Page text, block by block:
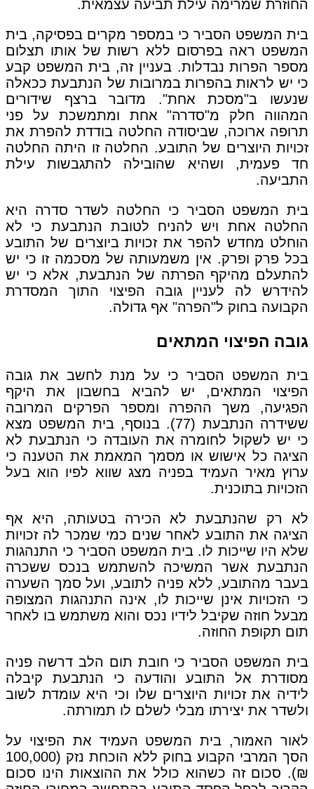
החוזרת שמרימה עילת תביעה עצמאית.
בית המשפט הסביר כי במספר מקרים בפסיקה, בית
המשפט ראה בפרסום ללא רשות של אותו תצלום
מספר הפרות נבדלות. בעניין זה, בית המשפט קבע
כי יש לראות בהפרות במרובות של הנתבעת ככאלה
שנעשו ב"מסכת אחת". מדובר ברצף שידורים
המהווה חלק מ"סדרה" אחת ומתמשכת על פני
תרופה ארוכה, שביסודה החלטה בודדת להפרת את
זכויות היוצרים של התובע. החלטה זו היתה החלטה
חד פעמית, ושהיא שהובילה להתגבשות עילת
התביעה.
בית המשפט הסביר כי החלטה לשדר סדרה היא
החלטה אחת ויש להניח לטובת הנתבעת כי לא
הוחלט מחדש להפר את זכויות ביוצרים של התובע
בכל פרק ופרק. אין משמעותה של מסכמה זו כי יש
להתעלם מהיקף הפרתה של הנתבעת, אלא כי יש
להידרש לה לעניין גובה הפיצוי התוך המסדרת
הקבועה בחוק ל"הפרה" אף גדולה.
גובה הפיצוי המתאים
בית המשפט הסביר כי על מנת לחשב את גובה
הפיצוי המתאים, יש להביא בחשבון את היקף
הפגיעה, משך ההפרה ומספר הפרקים המרובה
ששידרה הנתבעת (77). בנוסף, בית המשפט מצא
כי יש לשקול לחומרה את העובדה כי הנתבעת לא
הציגה כל אישוש או מסמך המאמת את הטענה כי
ערוץ מאיר העמיד בפניה מצג שווא לפיו הוא בעל
הזכויות בתוכנית.
לא רק שהנתבעת לא הכירה בטעותה, היא אף
הציגה את התובע לאחר שנים כמי שמכר לה זכויות
שלא היו שייכות לו. בית המשפט הסביר כי התנהגות
הנתבעת אשר המשיכה להשתמש בנכס ששכרה
בעבר מהתובע, ללא פניה לתובע, ועל סמך השערה
כי הזכויות אינן שייכות לו, אינה התנהגות המצופה
מבעל חוזה שקיבל לידיו נכס והוא משתמש בו לאחר
תום תקופת החוזה.
בית המשפט הסביר כי חובת תום הלב דרשה פניה
מסודרת אל התובע והודעה כי הנתבעת קיבלה
לידיה את זכויות היוצרים שלו וכי היא עומדת לשוב
ולשדר את יצירתו מבלי לשלם לו תמורתה.
לאור האמור, בית המשפט העמיד את הפיצוי על
הסך המרבי הקבוע בחוק ללא הוכחת נזק (100,000
₪). סכום זה כשהוא כולל את ההוצאות הינו סכום